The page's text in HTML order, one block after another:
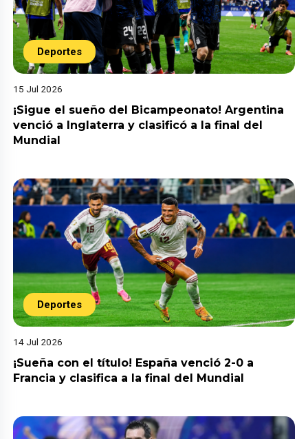
Deportes
15 Jul 2026
¡Sigue el sueño del Bicampeonato! Argentina
venció a Inglaterra y clasificó a la final del
Mundial
Deportes
14 Jul 2026
¡Sueña con el título! España venció 2-0 a
Francia y clasifica a la final del Mundial